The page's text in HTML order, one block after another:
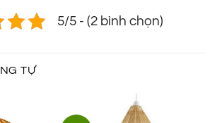
5/5 - (2 bình chọn)
TỰ